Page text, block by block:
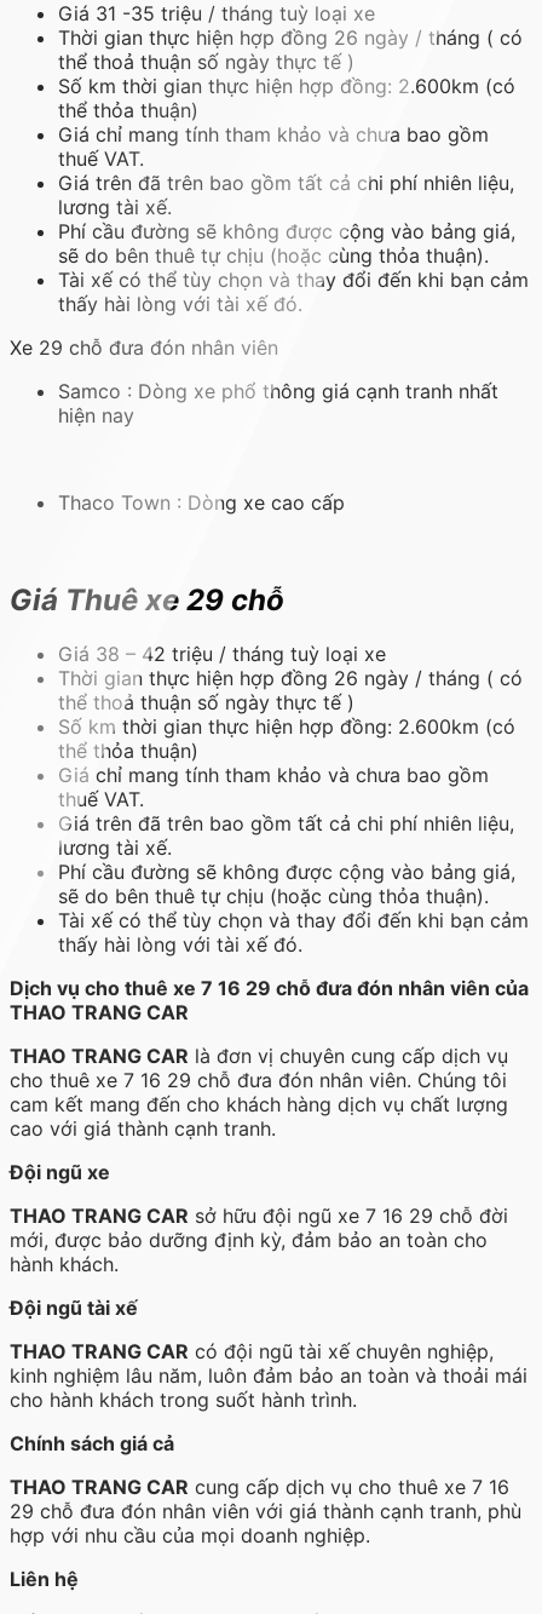
Giá 31 -35 triệu / tháng tuỳ loại xe
Thời gian thực hiện hợp đồng 26 ngày / tháng ( có
thể thoả thuận số ngày thực tế )
Số km thời gian thực hiện hợp đồng: 2.600km (có
thể thỏa thuận)
Giá chỉ mang tính tham khảo và chưa bao gồm
thuế VAT.
Giá trên đã trên bao gồm tất cả chi phí nhiên liệu,
lương tài xế.
Phí cầu đường sẽ không được cộng vào bảng giá,
sẽ do bên thuê tự chịu (hoặc cùng thỏa thuận).
Tài xế có thể tùy chọn và thay đổi đến khi bạn cảm
thấy hài lòng với tài xế đó.
Xe 29 chỗ đưa đón nhân viên
Samco : Dòng xe phổ thông giá cạnh tranh nhất
hiện nay
Thaco Town : Dòng xe cao cấp
Giá Thuê xe 29 chỗ
Giá 38 – 42 triệu / tháng tuỳ loại xe
Thời gian thực hiện hợp đồng 26 ngày / tháng ( có
thể thoả thuận số ngày thực tế )
Số km thời gian thực hiện hợp đồng: 2.600km (có
thể thỏa thuận)
Giá chỉ mang tính tham khảo và chưa bao gồm
thuế VAT.
Giá trên đã trên bao gồm tất cả chi phí nhiên liệu,
lương tài xế.
Phí cầu đường sẽ không được cộng vào bảng giá,
sẽ do bên thuê tự chịu (hoặc cùng thỏa thuận).
Tài xế có thể tùy chọn và thay đổi đến khi bạn cảm
thấy hài lòng với tài xế đó.
Dịch vụ cho thuê xe 7 16 29 chỗ đưa đón nhân viên của
THAO TRANG CAR
THAO TRANG CAR là đơn vị chuyên cung cấp dịch vụ
cho thuê xe 7 16 29 chỗ đưa đón nhân viên. Chúng tôi
cam kết mang đến cho khách hàng dịch vụ chất lượng
cao với giá thành cạnh tranh.
Đội ngũ xe
THAO TRANG CAR sở hữu đội ngũ xe 7 16 29 chỗ đời
mới, được bảo dưỡng định kỳ, đảm bảo an toàn cho
hành khách.
Đội ngũ tài xế
THAO TRANG CAR có đội ngũ tài xế chuyên nghiệp,
kinh nghiệm lâu năm, luôn đảm bảo an toàn và thoải mái
cho hành khách trong suốt hành trình.
Chính sách giá cả
THAO TRANG CAR cung cấp dịch vụ cho thuê xe 7 16
29 chỗ đưa đón nhân viên với giá thành cạnh tranh, phù
hợp với nhu cầu của mọi doanh nghiệp.
Liên hệ